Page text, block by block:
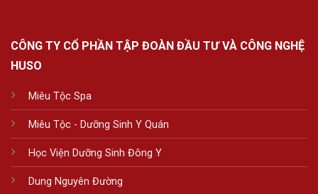
CÔNG TY CỔ PHẦN TẬP ĐOÀN ĐẦU TƯ VÀ CÔNG NGHỆ
HUSO
Miêu Tộc Spa
Miêu Tộc - Dưỡng Sinh Y Quán
Học Viện Dưỡng Sinh Đông Y
Dung Nguyên Đường